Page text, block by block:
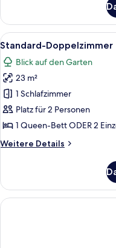
Alle
Fotos
für
Standard-
Doppelzimmer
anzeigen
7
Standard-Doppelzimmer
Blick auf den Garten
23 m²
1 Schlafzimmer
Platz für 2 Personen
1 Queen-Bett ODER 2
Weitere Details
Weitere
Doppelzimmer